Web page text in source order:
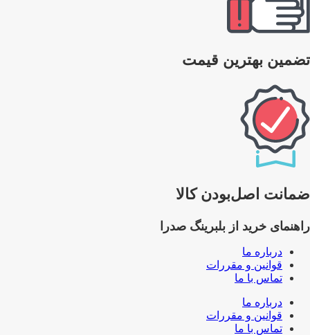
تضمین بهترین قیمت
ضمانت اصل‌بودن کالا
راهنمای خرید از بلبرینگ صدرا
درباره ما
قوانین و مقررات
تماس با ما
درباره ما
قوانین و مقررات
تماس با ما